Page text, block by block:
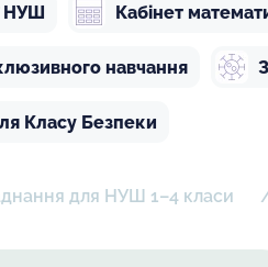
НУШ Кабінет
навчання
Класу Безпеки
для НУШ 1–4 класи